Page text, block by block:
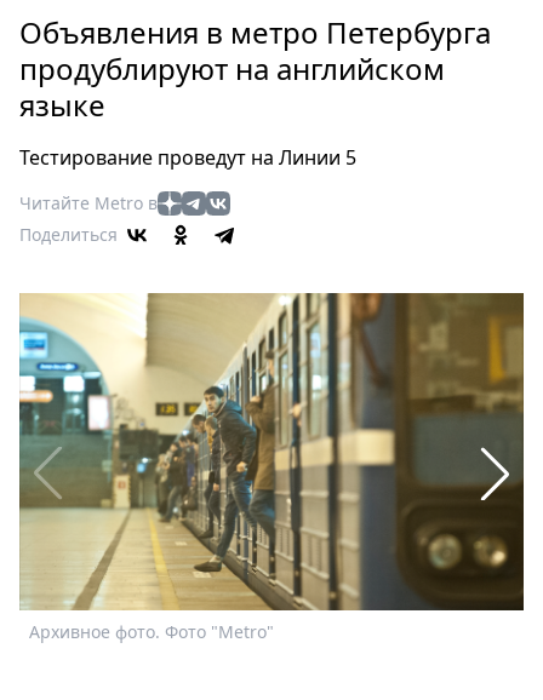
Россия
Мир
Туризм
Мода
Театр
Афиша
Книги
Выставки
Пресс-
релизы
О
Metro
Стримы
Спецпроекты
Звезды
Выборы
Объявления в метро Петербурга
продублируют на английском
языке
Тестирование проведут на Линии 5
Читайте Metro в
Поделиться
Архивное фото. Фото "Metro"